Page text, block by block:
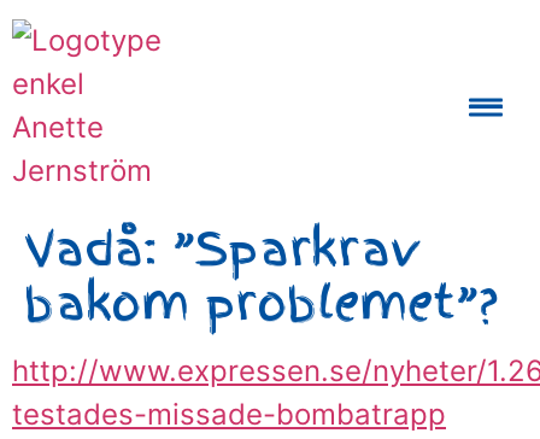
Vadå: ”Sparkrav
bakom problemet”?
http://www.expressen.se/nyheter/
testades-missade-bombatrapp